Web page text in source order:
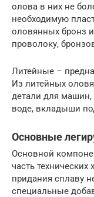
олова в них не
необходимую
оловянных бронз
проволоку,
Литейные –
Из литейных
детали для
воде, вкладыши
Основные
Основной
часть
придания сплаву
специальные